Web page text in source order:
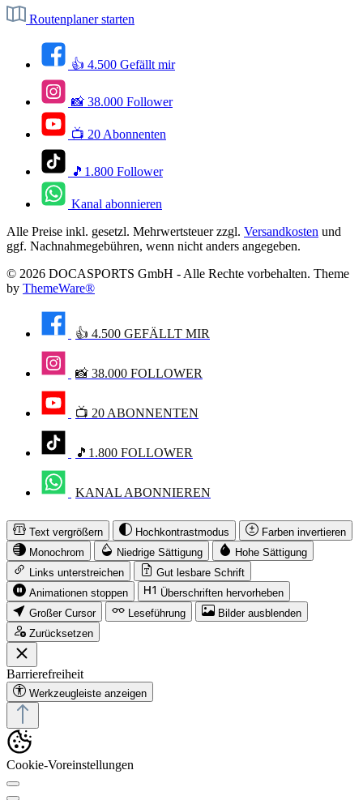
Routenplaner starten
👍 4.500 Gefällt mir
📸 38.000 Follower
📺 20 Abonnenten
🎵1.800 Follower
Kanal abonnieren
Alle Preise inkl. gesetzl. Mehrwertsteuer zzgl. Versandkosten und
ggf. Nachnahmegebühren, wenn nicht anders angegeben.
© 2026 DOCASPORTS GmbH - Alle Rechte vorbehalten. Theme
by ThemeWare®
👍 4.500 GEFÄLLT MIR
📸 38.000 FOLLOWER
📺 20 ABONNENTEN
🎵1.800 FOLLOWER
KANAL ABONNIEREN
Text vergrößern Hochkontrastmodus
Farben invertieren
Monochrom
Niedrige Sättigung
Hohe Sättigung
Links unterstreichen
Gut lesbare Schrift
Animationen stoppen
Überschriften hervorheben
Großer Cursor
Leseführung
Bilder ausblenden
Zurücksetzen
Barrierefreiheit
Werkzeugleiste anzeigen
Cookie-Voreinstellungen